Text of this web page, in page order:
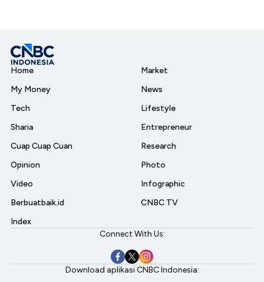
Home
My Money
Tech
Sharia
Cuap Cuap Cuan
Opinion
Video
Berbuatbaik.id
Index
Market
News
Lifestyle
Entrepreneur
Research
Photo
Infographic
CNBC TV
Connect With Us:
Download aplikasi CNBC Indonesia: